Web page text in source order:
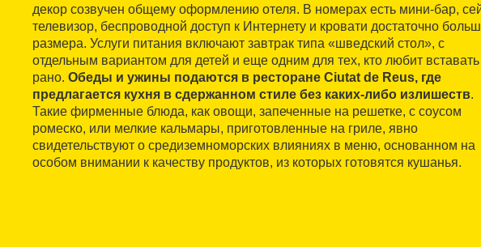
декор созвучен общему оформлению отеля. В номерах есть мини-бар,
телевизор, беспроводной доступ к Интернету и кровати достаточно
размера. Услуги питания включают завтрак типа «шведский стол», с
отдельным вариантом для детей и еще одним для тех, кто любит вставать
рано. Обеды и ужины подаются в ресторане Ciutat de Reus, где
предлагается кухня в сдержанном стиле без каких-либо излишеств.
Такие фирменные блюда, как овощи, запеченные на решетке, с соусом
ромеско, или мелкие кальмары, приготовленные на гриле, явно
свидетельствуют о средиземноморских влияниях в меню, основанном на
особом внимании к качеству продуктов, из которых готовятся кушанья.